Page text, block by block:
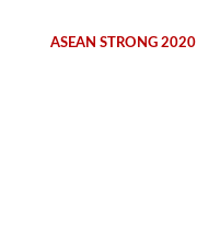
ASEAN STRONG 2020